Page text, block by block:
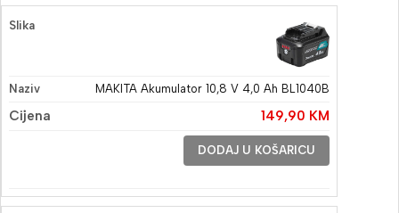
MAKITA Akumulator 10,8 V 4,0 Ah BL1040B
149,90 KM
DODAJ U KOŠARICU